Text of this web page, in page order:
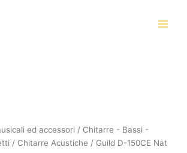
ed accessori / Chitarre - Bassi -
/ Chitarre Acustiche / Guild D-150CE Nat
era:
€.
959,00 €.